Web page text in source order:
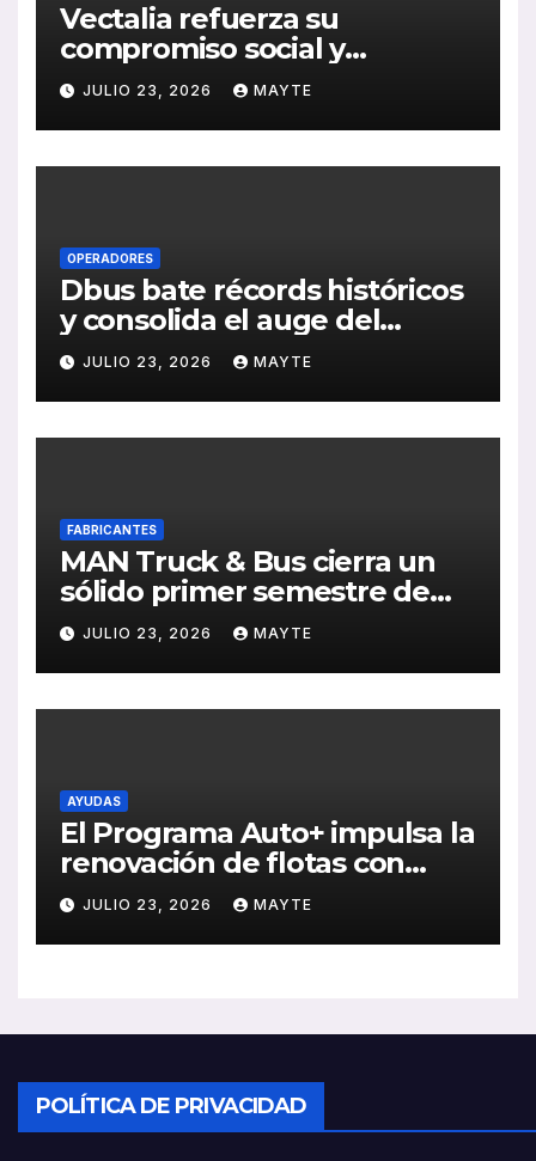
Vectalia refuerza su
compromiso social y
medioambiental con la
publicación de su Memoria
de RSC 2025
JULIO 23, 2026 MAYTE
OPERADORES
Dbus bate récords históricos
y consolida el auge del
transporte público en San
Sebastián
JULIO 23, 2026 MAYTE
FABRICANTES
MAN Truck & Bus cierra un
sólido primer semestre de
2026 con crecimiento en
ventas, pedidos y
rentabilidad
JULIO 23, 2026 MAYTE
AYUDAS
El Programa Auto+ impulsa la
renovación de flotas con
ayudas a vehículos eléctricos
ligeros
JULIO 23, 2026 MAYTE
POLÍTICA DE PRIVACIDAD